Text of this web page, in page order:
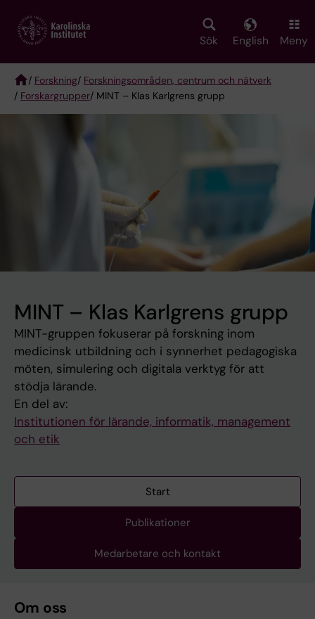
main
Sök English Meny
Breadcrumb
/ Forskning/ Forskningsområden, centrum och nätverk
/ Forskargrupper/ MINT – Klas Karlgrens grupp
MINT – Klas Karlgrens grupp
MINT-gruppen fokuserar på forskning inom
medicinsk utbildning och i synnerhet pedagogiska
möten, simulering och digitala verktyg för att
stödja lärande.
En del av:
Institutionen för lärande, informatik, management
och etik
Start
Publikationer
Medarbetare och kontakt
Om oss